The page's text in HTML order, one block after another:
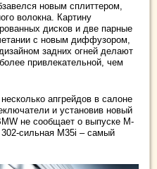
новым сплиттером,
волокна. Картину
дисков и две парные
с новым диффузором,
задних огней делают
привлекательной, чем
апгрейдов в салоне
и установив новый
не сообщает о выпуске M-
сильная M35i – самый